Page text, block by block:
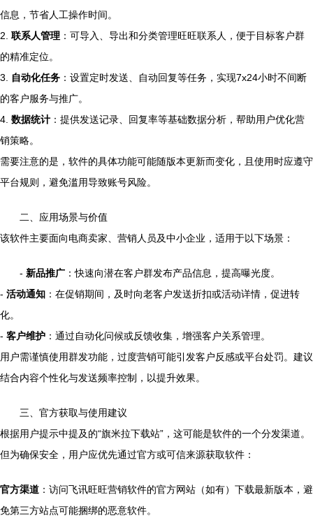
信息，节省人工操作时间。
2. 联系人管理 ：可导入、导出和分类管理旺旺联系人，便于目标客户群
的精准定位。
3.
自动化任务 ：设置定时发送、自动回复等任务，实现7x24小时不间断
的客户服务与推广。
4. 数据统计 ：提供发送记录、回复率等基础数据分析，帮助用户优化营
销策略。
需要注意的是，软件的具体功能可能随版本更新而变化，且使用时应遵守
平台规则，避免滥用导致账号风险。
二、应用场景与价值
该软件主要面向电商卖家、营销人员及中小企业，适用于以下场景：
- 新品推广 ：快速向潜在客户群发布产品信息，提高曝光度。
- 活动通知 ：在促销期间，及时向老客户发送折扣或活动详情，促进转
化。
- 客户维护 ：通过自动化问候或反馈收集，增强客户关系管理。
用户需谨慎使用群发功能，过度营销可能引发客户反感或平台处罚。建议
结合内容个性化与发送频率控制，以提升效果。
三、官方获取与使用建议
根据用户提示中提及的“旗米拉下载站”，这可能是软件的一个分发渠道。
但为确保安全，用户应优先通过官方或可信来源获取软件：
官方渠道 ：访问飞讯旺旺营销软件的官方网站（如有）下载最新版本，避
免第三方站点可能捆绑的恶意软件。